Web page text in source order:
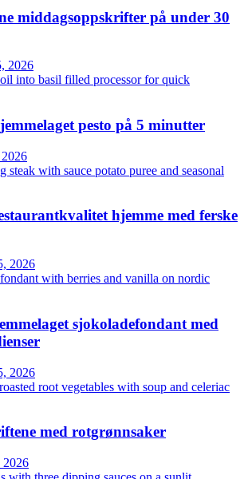
middagsoppskrifter på under 30
2026
pesto på 5 minutter
hjemme med ferske
2026
sjokoladefondant med
2026
med rotgrønnsaker
2026